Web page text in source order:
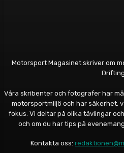
Motorsport Magasinet skriver om
Våra skribenter och fotografer har
motorsportmiljö och har säkerhet,
fokus. Vi deltar på olika tävlingar
och om du har tips på
Kontakta oss: